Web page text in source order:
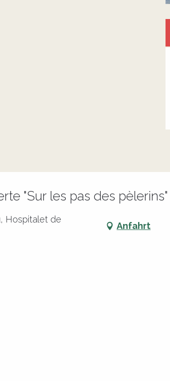
"Sur les pas des pèlerins"
Hospitalet de
Anfahrt